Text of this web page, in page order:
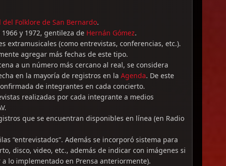
del Folklore de San Bernardo.
y 1972, gentileza de Hernán Gómez.
extramusicales (como entrevistas, conferencias, etc.).
agregar más fechas de este tipo.
a un número más cercano al real, se considera
en la mayoría de registros en la Agenda. De este
de integrantes en cada concierto.
realizadas por cada integrante a medios
que se encuentran disponibles en línea (en Radio
“entrevistados”. Además se incorporó sistema para
disco, video, etc., además de indicar con imágenes si
lo implementado en Prensa anteriormente).